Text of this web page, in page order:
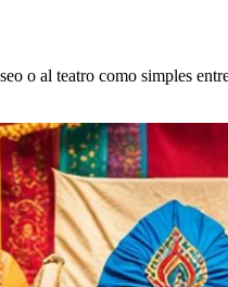
o al teatro como simples